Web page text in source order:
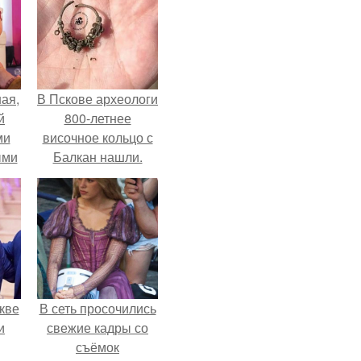
В Пскове археологи
800-летнее
височное кольцо с
Балкан нашли.
В сеть просочились
свежие кадры со
съёмок